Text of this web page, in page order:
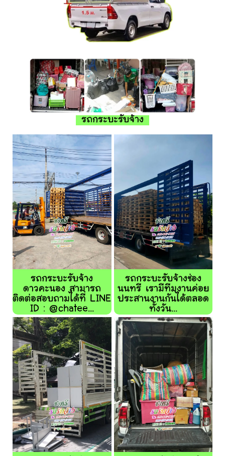
รถกระบะรับจ้าง
รถกระบะรับจ้าง
ดาวคะนอง สามารถ
ติดต่อสอบถามได้ที่ LINE
ID : @chatee...
รถกระบะรับจ้างช่อง
นนทรี เรามีทีมงานค่อย
ประสานงานกันได้ตลอด
ทั้งวัน...